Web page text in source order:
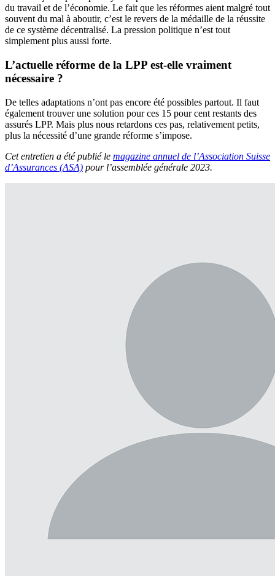
du travail et de l’économie. Le fait que les réformes aient malgré tout
souvent du mal à aboutir, c’est le revers de la médaille de la réussite
de ce système décentralisé. La pression politique n’est tout
simplement plus aussi forte.
L’actuelle réforme de la LPP est-elle vraiment
nécessaire ?
De telles adaptations n’ont pas encore été possibles partout. Il faut
également trouver une solution pour ces 15 pour cent restants des
assurés LPP. Mais plus nous retardons ces pas, relativement petits,
plus la nécessité d’une grande réforme s’impose.
Cet entretien a été publié le magazine annuel de l’Association Suisse
d’Assurances (ASA) pour l’assemblée générale 2023.